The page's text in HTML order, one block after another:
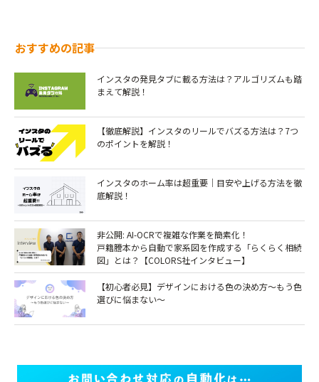
おすすめの記事
インスタの発見タブに載る方法は？アルゴリズムも踏
まえて解説！
【徹底解説】インスタのリールでバズる方法は？7つ
のポイントを解説！￼
インスタのホーム率は超重要｜目安や上げる方法を徹
底解説！
非公開: AI-OCRで複雑な作業を簡素化！
戸籍謄本から自動で家系図を作成する「らくらく相続
図」とは？【COLORS社インタビュー】
【初心者必見】デザインにおける色の決め方～もう色
選びに悩まない～